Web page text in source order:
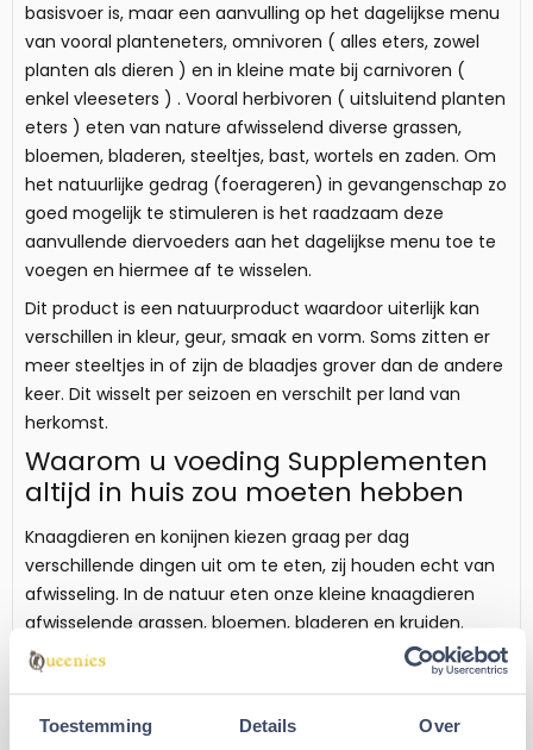
Toestemming Details Over
basisvoer is, maar een aanvulling op het dagelijkse menu
van vooral planteneters, omnivoren ( alles eters, zowel
planten als dieren ) en in kleine mate bij carnivoren (
enkel vleeseters ) . Vooral herbivoren ( uitsluitend planten
eters ) eten van nature afwisselend diverse grassen,
bloemen, bladeren, steeltjes, bast, wortels en zaden. Om
het natuurlijke gedrag (foerageren) in gevangenschap zo
goed mogelijk te stimuleren is het raadzaam deze
aanvullende diervoeders aan het dagelijkse menu toe te
voegen en hiermee af te wisselen.
Dit product is een natuurproduct waardoor uiterlijk kan
verschillen in kleur, geur, smaak en vorm. Soms zitten er
meer steeltjes in of zijn de blaadjes grover dan de andere
keer. Dit wisselt per seizoen en verschilt per land van
herkomst.
Waarom u voeding Supplementen
altijd in huis zou moeten hebben
Knaagdieren en konijnen kiezen graag per dag
verschillende dingen uit om te eten, zij houden echt van
afwisseling. In de natuur eten onze kleine knaagdieren
afwisselende grassen, bloemen, bladeren en kruiden.
Om het natuurlijke gedrag in gevangenschap zo goed
mogelijk te stimuleren is het raadzaam deze
te wisselen.